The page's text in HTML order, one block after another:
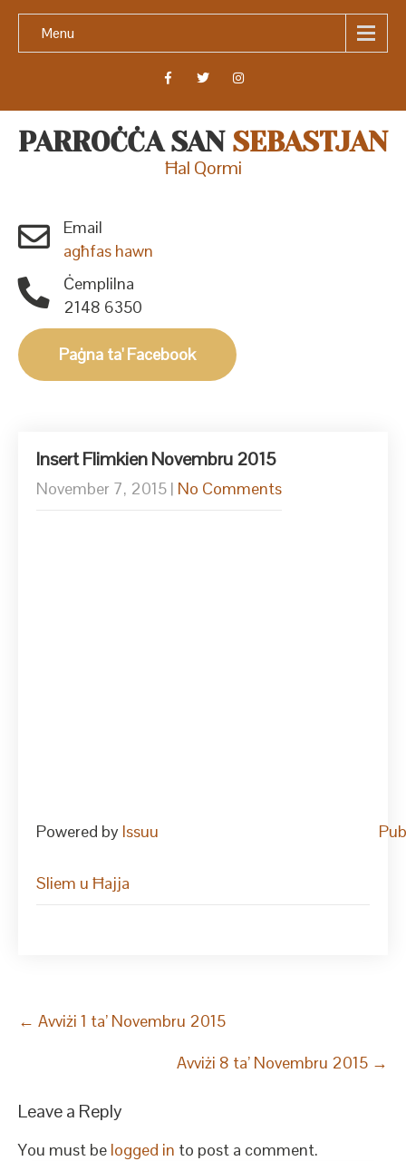
Menu
PARROĊĊA SAN SEBASTJAN
Ħal Qormi
Email
agħfas hawn
Ċemplilna
2148 6350
Paġna ta' Facebook
Insert Flimkien Novembru 2015
November 7, 2015 | No Comments
Powered by Issuu
Sliem u Ħajja
Post
navigation
← Avviżi 1 ta’ Novembru 2015
Avviżi 8 ta’ Novembru 2015 →
Leave a Reply
You must be logged in to post a comment.